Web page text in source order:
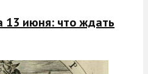
13 июня: что ждать